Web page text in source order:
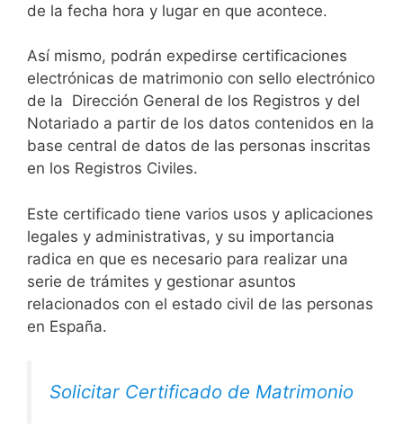
de la fecha hora y lugar en que acontece.
Así mismo, podrán expedirse certificaciones
electrónicas de matrimonio con sello electrónico
de la Dirección General de los Registros y del
Notariado a partir de los datos contenidos en la
base central de datos de las personas inscritas
en los Registros Civiles.
Este certificado tiene varios usos y aplicaciones
legales y administrativas, y su importancia
radica en que es necesario para realizar una
serie de trámites y gestionar asuntos
relacionados con el estado civil de las personas
en España.
Solicitar Certificado de Matrimonio